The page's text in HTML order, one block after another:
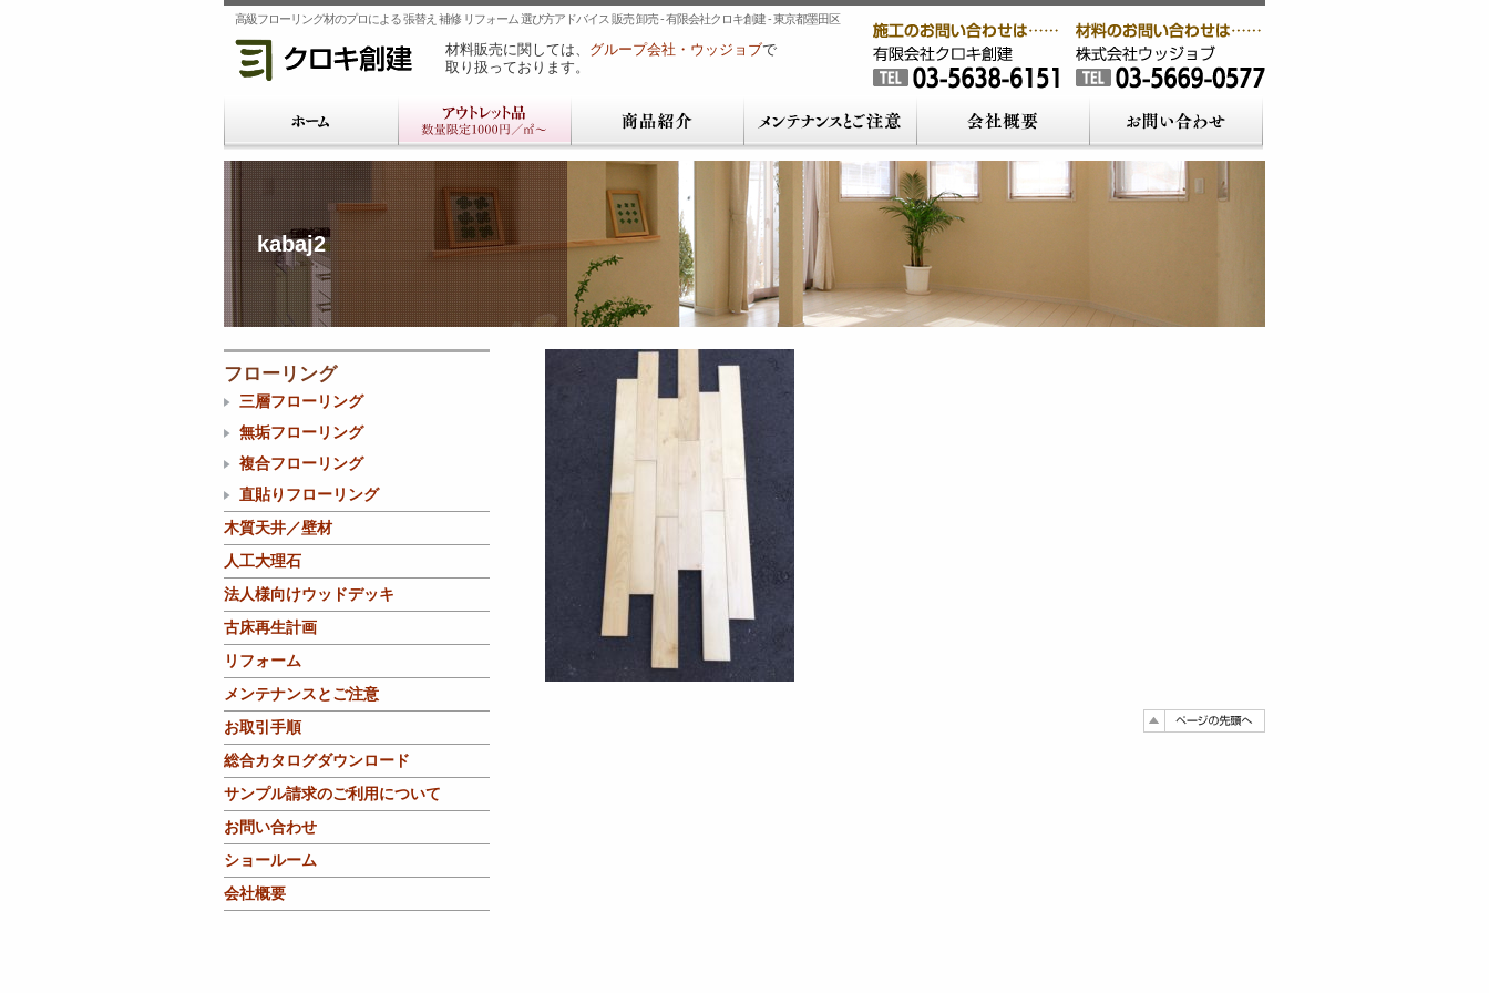
高級フローリング材のプロによる 張替え 補修 リフォーム 選び方アドバイス 販売 卸売 - 有限会社クロキ創建 - 東京都墨田区
材料販売に関しては、 グループ会社・ウッジョブで
取り扱っております。
kabaj2
フローリング
三層フローリング
無垢フローリング
複合フローリング
直貼りフローリング
木質天井／壁材
人工大理石
法人様向けウッドデッキ
古床再生計画
リフォーム
メンテナンスとご注意
お取引手順
総合カタログダウンロード
サンプル請求のご利用について
お問い合わせ
ショールーム
会社概要